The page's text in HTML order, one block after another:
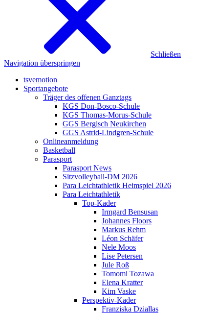
Schließen
Navigation überspringen
tsvemotion
Sportangebote
Träger des offenen Ganztags
KGS Don-Bosco-Schule
KGS Thomas-Morus-Schule
GGS Bergisch Neukirchen
GGS Astrid-Lindgren-Schule
Onlineanmeldung
Basketball
Parasport
Parasport News
Sitzvolleyball-DM 2026
Para Leichtathletik Heimspiel 2026
Para Leichtathletik
Top-Kader
Irmgard Bensusan
Johannes Floors
Markus Rehm
Léon Schäfer
Nele Moos
Lise Petersen
Jule Roß
Tomomi Tozawa
Elena Kratter
Kim Vaske
Perspektiv-Kader
Franziska Dziallas